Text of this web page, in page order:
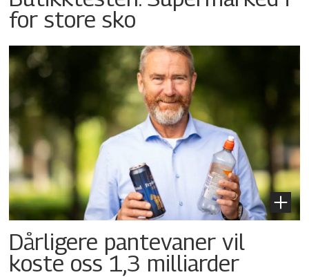
for store sko
Dårligere pantevaner vil
koste oss 1,3 milliarder